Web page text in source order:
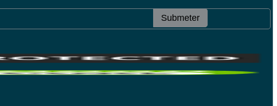
Submeter